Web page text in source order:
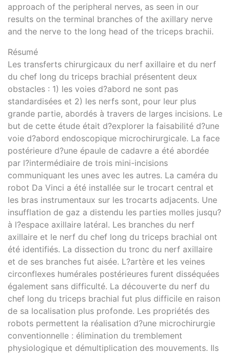
approach of the peripheral nerves, as seen in our
results on the terminal branches of the axillary nerve
and the nerve to the long head of the triceps brachii.
Résumé
Les transferts chirurgicaux du nerf axillaire et du nerf
du chef long du triceps brachial présentent deux
obstacles : 1) les voies d?abord ne sont pas
standardisées et 2) les nerfs sont, pour leur plus
grande partie, abordés à travers de larges incisions. Le
but de cette étude était d?explorer la faisabilité d?une
voie d?abord endoscopique microchirurgicale. La face
postérieure d?une épaule de cadavre a été abordée
par l?intermédiaire de trois mini-incisions
communiquant les unes avec les autres. La caméra du
robot Da Vinci a été installée sur le trocart central et
les bras instrumentaux sur les trocarts adjacents. Une
insufflation de gaz a distendu les parties molles jusqu?
à l?espace axillaire latéral. Les branches du nerf
axillaire et le nerf du chef long du triceps brachial ont
été identifiés. La dissection du tronc du nerf axillaire
et de ses branches fut aisée. L?artère et les veines
circonflexes humérales postérieures furent disséquées
également sans difficulté. La découverte du nerf du
chef long du triceps brachial fut plus difficile en raison
de sa localisation plus profonde. Les propriétés des
robots permettent la réalisation d?une microchirurgie
conventionnelle : élimination du tremblement
physiologique et démultiplication des mouvements. Ils